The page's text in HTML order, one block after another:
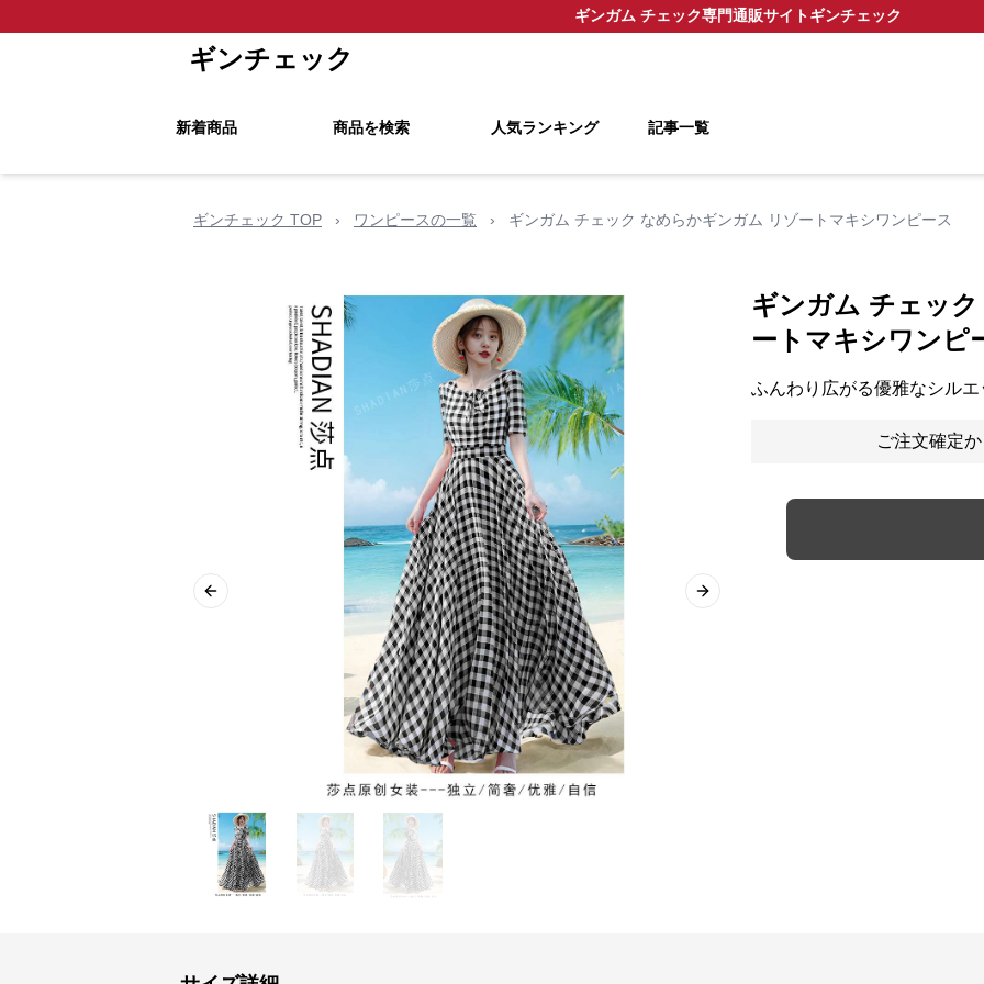
ギンガム チェック専門通販サイトギンチェック
ギンチェック
新着商品 商品を検索 人気ランキング 記事一覧
ギンチェック TOP › ワンピースの一覧 › ギンガム チェック なめらかギンガム リゾートマキシワンピース
Previous slide Next slide
ギンガム チェッ
ートマキシワンピ
ふんわり広がる優雅なシル
ご注文確定